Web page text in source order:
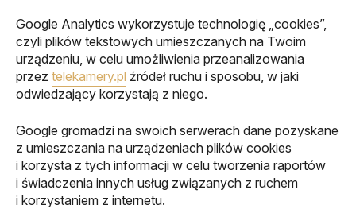
Google Analytics wykorzystuje technologię „cookies”,
czyli plików tekstowych umieszczanych na Twoim
urządzeniu, w celu umożliwienia przeanalizowania
przez telekamery.pl źródeł ruchu i sposobu, w jaki
odwiedzający korzystają z niego.
Google gromadzi na swoich serwerach dane pozyskane
z umieszczania na urządzeniach plików cookies
i korzysta z tych informacji w celu tworzenia raportów
i świadczenia innych usług związanych z ruchem
i korzystaniem z internetu.